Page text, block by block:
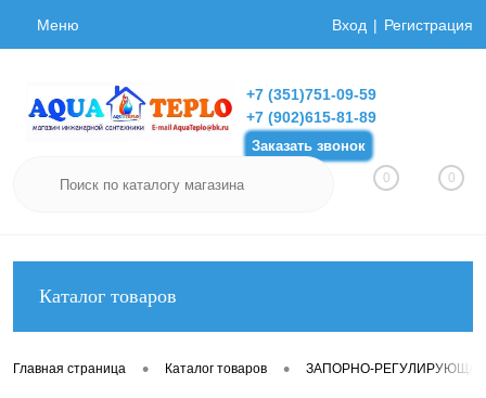
Меню Вход Регистрация
+7 (351)751-09-59
+7 (902)615-81-89
Заказать звонок
0 0
Каталог товаров
Главная страница • Каталог товаров • ЗАПОРНО-